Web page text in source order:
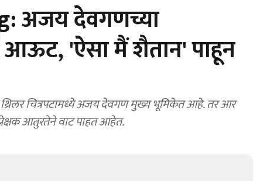
अजय देवगणच्या
'ऐसा मैं शैतान' पाहून
चित्रपटामध्ये अजय देवगण मुख्य भूमिकेत आहे. तर आर
आतुरतेने वाट पाहत आहेत.